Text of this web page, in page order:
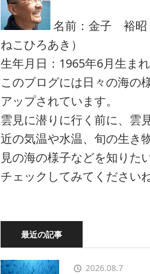
名前：金子 裕昭
ねこひろあき）
生年月日：1965年6月生まれ
このブログには日々の海の
アップされています。
雲見に潜りに行く前に、雲
近の気温や水温、旬の生き
見の海の様子などを知りた
チェックしてみてくださいね
最近の記事
2026.08.7